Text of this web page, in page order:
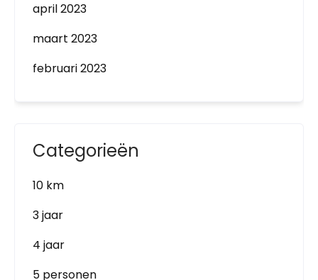
april 2023
maart 2023
februari 2023
Categorieën
10 km
3 jaar
4 jaar
5 personen